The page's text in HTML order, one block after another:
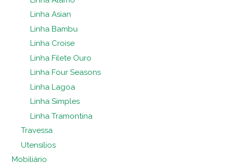
Linha Asian
Linha Bambu
Linha Croise
Linha Filete Ouro
Linha Four Seasons
Linha Lagoa
Linha Simples
Linha Tramontina
Travessa
Utensílios
Mobiliário